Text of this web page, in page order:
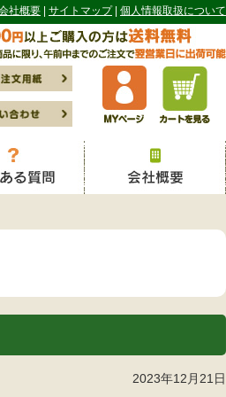
社概要 サイトマップ 個人情報取扱について
2023年12月21日